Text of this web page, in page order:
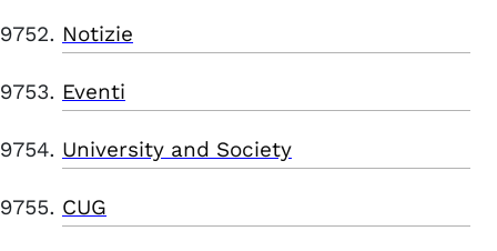
Notizie
Eventi
University and Society
CUG